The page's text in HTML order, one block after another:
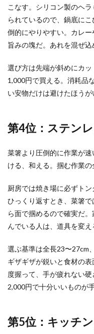
こなす。シリコン製のヘ
られているので、鍋底に
倒的にやりやすい。カレ
旨みの塊だ。あれを混ぜ込
選び方は先端が斜めにカ
1,000円で買える。消耗品
い安物だけは避けたほうが
第4位：ステン
菜箸より圧倒的に作業が
ける、和える。掴む作業の
厨房では焼き場に必ずト
ひっくり返すとき、菜箸
ら面で掴めるので確実だ
んでいる人は、道具を変え
選ぶ基準は全長23〜27cm
ギザギザが鋭いと食材の
度握って、手が疲れない
2,000円で十分いいものが
第5位：キッチ